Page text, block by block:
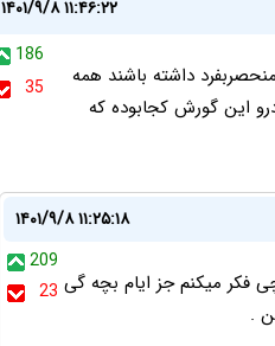
۱۴۰۱/۹/۸ ۱۱:۴۶:۲۲
186
35
داشته باشند همه
این گورش کجابوده که
۱۴۰۱/۹/۸ ۱۱:۲۵:۱۸
209
23 و حقوق ارزان شدن . الان 52 سالم ه هرچی فکر میکنم جز ایام بچه گی
.